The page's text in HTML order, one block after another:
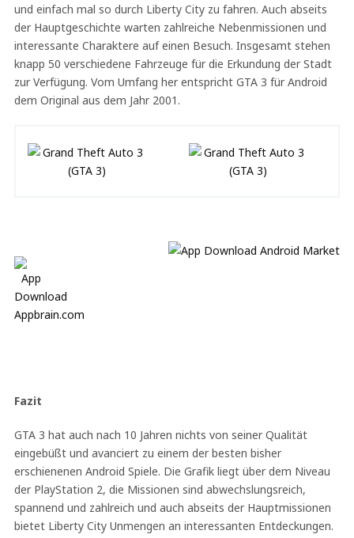
und einfach mal so durch Liberty City zu fahren. Auch abseits
der Hauptgeschichte warten zahlreiche Nebenmissionen und
interessante Charaktere auf einen Besuch. Insgesamt stehen
knapp 50 verschiedene Fahrzeuge für die Erkundung der Stadt
zur Verfügung. Vom Umfang her entspricht GTA 3 für Android
dem Original aus dem Jahr 2001.
Fazit
GTA 3 hat auch nach 10 Jahren nichts von seiner Qualität
eingebüßt und avanciert zu einem der besten bisher
erschienenen Android Spiele. Die Grafik liegt über dem Niveau
der PlayStation 2, die Missionen sind abwechslungsreich,
spannend und zahlreich und auch abseits der Hauptmissionen
bietet Liberty City Unmengen an interessanten Entdeckungen.